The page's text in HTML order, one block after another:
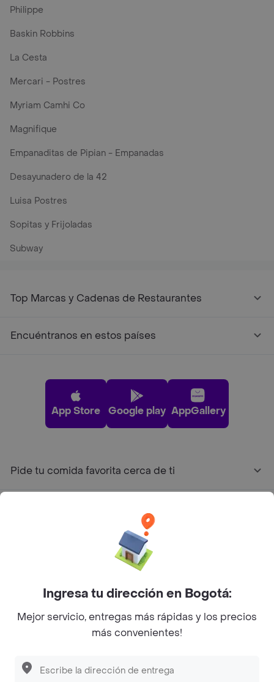
Philippe
Baskin Robbins
La Cesta
Mercari - Postres
Myriam Camhi Co
Magnifique
Empanaditas de Pipian - Empanadas
Desayunadero de la 42
Luisa Postres
Sopitas y Frijoladas
Subway
Top Marcas y Cadenas de Restaurantes
Encuéntranos en estos países
App Store Google play AppGallery
Pide tu comida favorita cerca de ti
Facebook
Twitter
Instagram
Ingresa tu dirección en Bogotá:
Mejor servicio, entregas más rápidas y los precios
más convenientes!